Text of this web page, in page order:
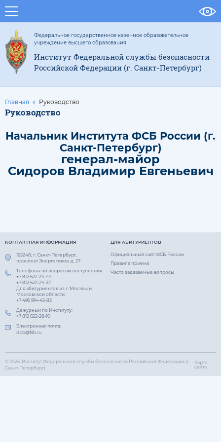
Федеральное государственное казенное образовательное
учреждение высшего образования
Институт Федеральной службы безопасности
Российской Федерации (г. Санкт-Петербург)
Главная Руководство
Руководство
Начальник Института ФСБ России (г.
Санкт-Петербург)
генерал-майор
Сидоров Владимир Евгеньевич
КОНТАКТНАЯ ИНФОРМАЦИЯ
195248, г. Санкт-Петербург,
проспект Энергетиков, д. 27
Телефоны по вопросам поступления:
+7 812 622-24-49
+7 812 622-24-22
Для абитуриентов из г. Москвы и
Московской области:
+7 495 914-45-83
Дежурный по Институту:
+7 812 622-28-10
Электронная почта:
ДЛЯ АБИТУРИЕНТОВ
Официальный сайт ФСБ России
Правила приема
Часто задаваемые вопросы
© 2026. Институт Федеральной службы безопасности Российской Федерации (г.
Санкт-Петербург)
Карта
сайта